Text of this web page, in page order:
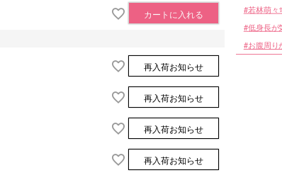
カートに入れる
再入荷お知らせ
再入荷お知らせ
再入荷お知らせ
再入荷お知らせ
若林萌々
低身長が
お腹周り